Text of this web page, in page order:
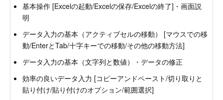
基本操作 [Excelの起動/Excelの保存/Excelの終了]・画面説
明
データ入力の基本（アクティブセルの移動） [マウスでの移
動/EnterとTab/十字キーでの移動/その他の移動方法]
データ入力の基本（文字列と数値）・データの修正
効率の良いデータ入力 [コピーアンドペースト/切り取りと
貼り付け/貼り付けのオプション/範囲選択]